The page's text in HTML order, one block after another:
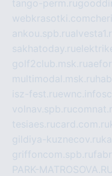
tango-perm.ru
webkrasotki.com
ankou.spb.ru
sakhatoday.ru
golf2club.msk.ru
multimodal.msk.ru
isz-fest.ruewnc.info
volnav.spb.ru
tesiaes.rucard.com.ru
gildiya-kuznecov.ru
griffoncom.spb.ru
PARK-MATROSOVA.RU